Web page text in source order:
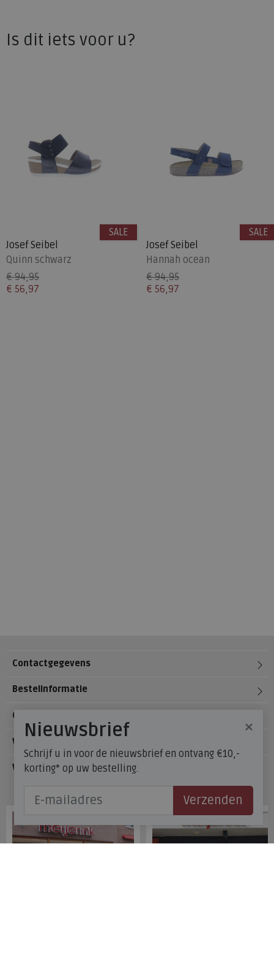
Is dit iets voor u?
Josef Seibel
Quinn schwarz
€ 94,95
€ 56,97
SALE
Josef Seibel
Hannah ocean
€ 94,95
€ 56,97
SALE
Contactgegevens
Bestelinformatie
Over Meijerink Schoenen
Voetzorg
Veelgestelde vragen
×
Nieuwsbrief
Schrijf u in voor de nieuwsbrief en ontvang €10,-
korting* op uw bestelling.
Verzenden